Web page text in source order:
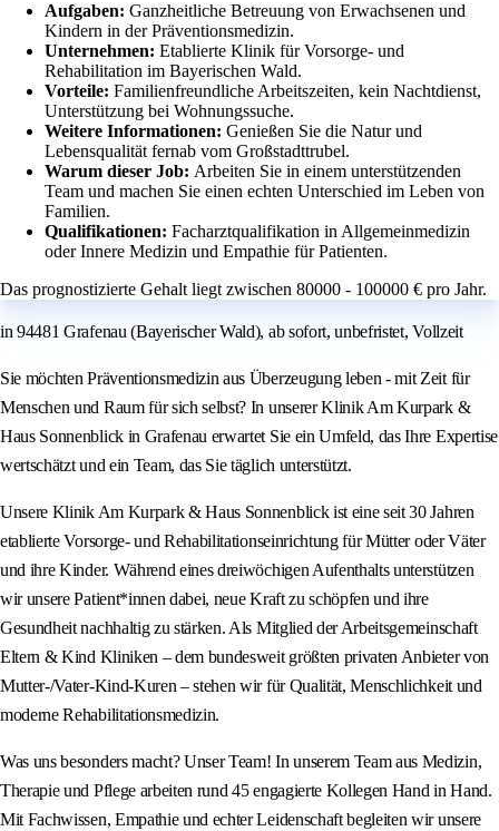
Aufgaben: Ganzheitliche Betreuung von Erwachsenen und
Kindern in der Präventionsmedizin.
Unternehmen: Etablierte Klinik für Vorsorge- und
Rehabilitation im Bayerischen Wald.
Vorteile: Familienfreundliche Arbeitszeiten, kein Nachtdienst,
Unterstützung bei Wohnungssuche.
Weitere Informationen: Genießen Sie die Natur und
Lebensqualität fernab vom Großstadttrubel.
Warum dieser Job: Arbeiten Sie in einem unterstützenden
Team und machen Sie einen echten Unterschied im Leben von
Familien.
Qualifikationen: Facharztqualifikation in Allgemeinmedizin
oder Innere Medizin und Empathie für Patienten.
Das prognostizierte Gehalt liegt zwischen 80000 - 100000 € pro Jahr.
in 94481 Grafenau (Bayerischer Wald), ab sofort, unbefristet, Vollzeit
Sie möchten Präventionsmedizin aus Überzeugung leben - mit Zeit für
Menschen und Raum für sich selbst? In unserer Klinik Am Kurpark &
Haus Sonnenblick in Grafenau erwartet Sie ein Umfeld, das Ihre Expertise
wertschätzt und ein Team, das Sie täglich unterstützt.
Unsere Klinik Am Kurpark & Haus Sonnenblick ist eine seit 30 Jahren
etablierte Vorsorge- und Rehabilitationseinrichtung für Mütter oder Väter
und ihre Kinder. Während eines dreiwöchigen Aufenthalts unterstützen
wir unsere Patient*innen dabei, neue Kraft zu schöpfen und ihre
Gesundheit nachhaltig zu stärken. Als Mitglied der Arbeitsgemeinschaft
Eltern & Kind Kliniken – dem bundesweit größten privaten Anbieter von
Mutter-/Vater-Kind-Kuren – stehen wir für Qualität, Menschlichkeit und
moderne Rehabilitationsmedizin.
Was uns besonders macht? Unser Team! In unserem Team aus Medizin,
Therapie und Pflege arbeiten rund 45 engagierte Kollegen Hand in Hand.
Mit Fachwissen, Empathie und echter Leidenschaft begleiten wir unsere